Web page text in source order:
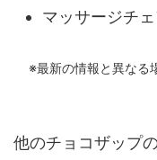
マッサージチ
※最新の情報と異なる
他のチョコザップ